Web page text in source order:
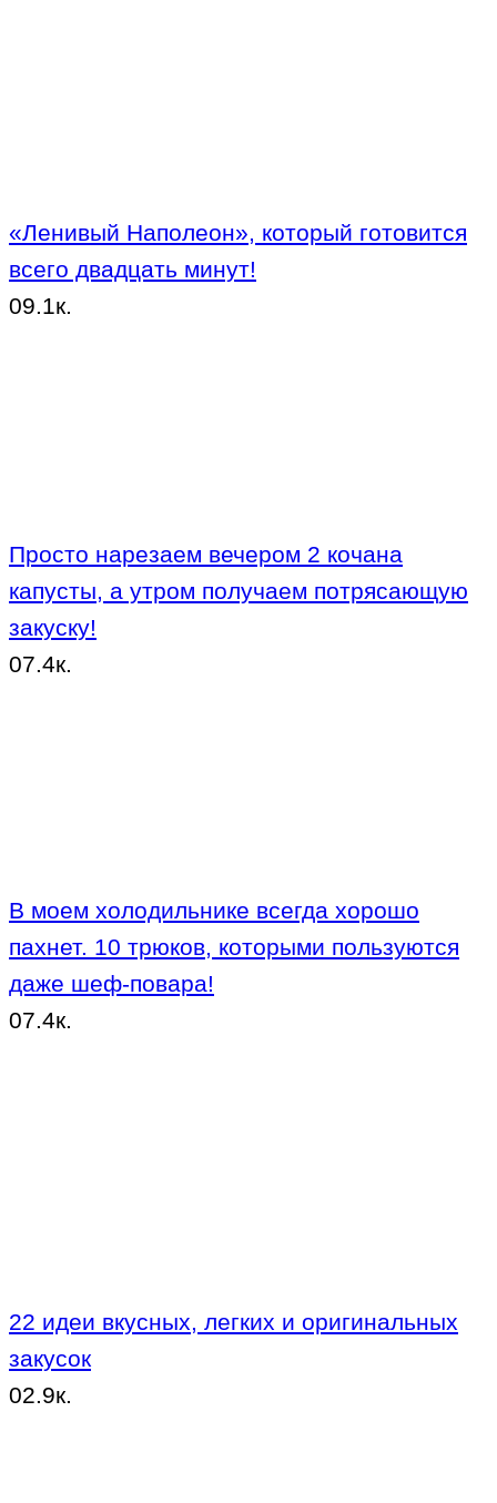
«Ленивый Наполеон», который готовится
всего двадцать минут!
09.1к.
Просто нарезаем вечером 2 кочана
капусты, а утром получаем потрясающую
закуску!
07.4к.
В моем холодильнике всегда хорошо
пахнет. 10 трюков, которыми пользуются
даже шеф-повара!
07.4к.
22 идеи вкусных, легких и оригинальных
закусок
02.9к.